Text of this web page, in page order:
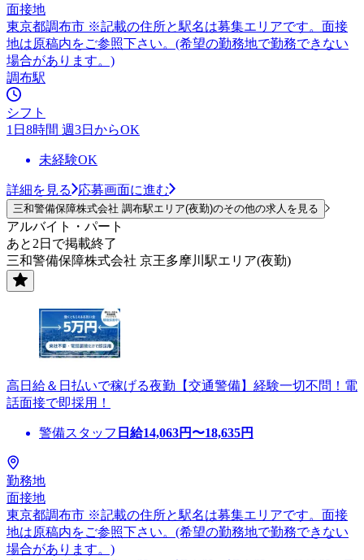
面接地
東京都調布市 ※記載の住所と駅名は募集エリアです。面接
地は原稿内をご参照下さい。(希望の勤務地で勤務できない
場合があります。)
調布駅
シフト
1日8時間 週3日からOK
未経験OK
詳細を見る 応募画面に進む
三和警備保障株式会社 調布駅エリア(夜勤)のその他の求人を見る
アルバイト・パート
あと2日で掲載終了
三和警備保障株式会社 京王多摩川駅エリア(夜勤)
高日給＆日払いで稼げる夜勤【交通警備】経験一切不問！電
話面接で即採用！
警備スタッフ 日給14,063円〜18,635円
勤務地
面接地
東京都調布市 ※記載の住所と駅名は募集エリアです。面接
地は原稿内をご参照下さい。(希望の勤務地で勤務できない
場合があります。)